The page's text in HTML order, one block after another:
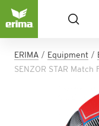
ERIMA Equipment
SENZOR STAR